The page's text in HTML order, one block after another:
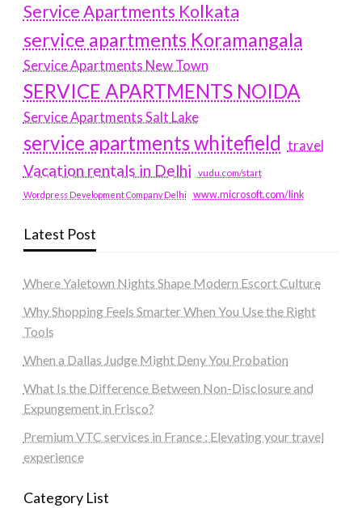
Service Apartments Kolkata
service apartments Koramangala
Service Apartments New Town
SERVICE APARTMENTS NOIDA
Service Apartments Salt Lake
service apartments whitefield travel
Vacation rentals in Delhi vudu.com/start
Wordpress Development Company Delhi www.microsoft.com/link
Latest Post
Where Yaletown Nights Shape Modern Escort Culture
Why Shopping Feels Smarter When You Use the Right
Tools
When a Dallas Judge Might Deny You Probation
What Is the Difference Between Non-Disclosure and
Expungement in Frisco?
Premium VTC services in France : Elevating your travel
experience
Category List